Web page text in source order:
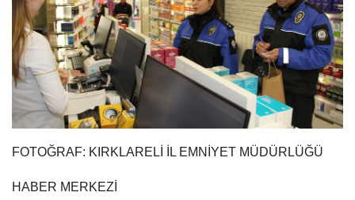
FOTOĞRAF: KIRKLARELİ İL EMNİYET MÜDÜRLÜĞÜ
HABER MERKEZİ